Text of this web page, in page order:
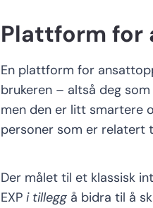
Plattform for
En plattform for
brukeren – altså deg
men den er litt smartere
personer som er relatert
Der målet til et klassisk
EXP i tilleggå bidra til å